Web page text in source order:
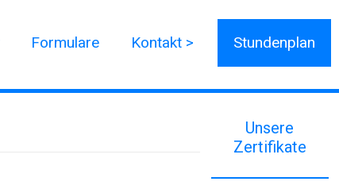
Formulare Kontakt > Stundenplan
Unsere
Zertifikate